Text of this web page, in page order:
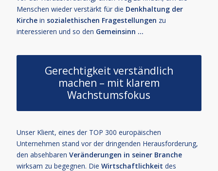
Menschen wieder verstärkt für die Denkhaltung der
Kirchein sozialethischen Fragestellungen zu
interessieren und so den Gemeinsinn …
Gerechtigkeit verständlich
machen – mit klarem
Wachstumsfokus
Unser Klient, eines der TOP 300 europäischen
Unternehmen stand vor der dringenden Herausforderung,
den absehbaren Veränderungen in seiner Branche
wirksam zu begegnen. Die Wirtschaftlichkeit des